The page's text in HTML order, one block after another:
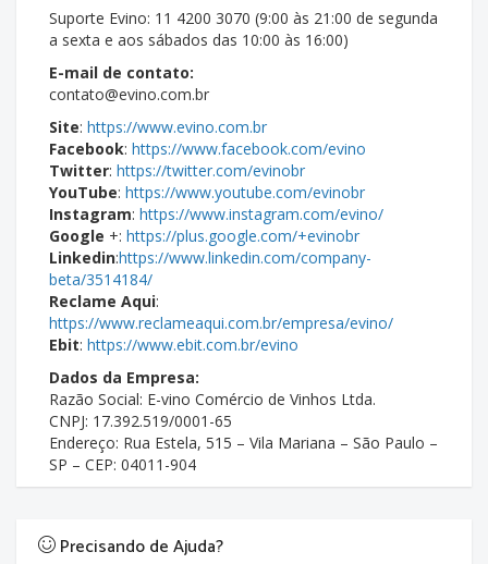
Suporte Evino: 11 4200 3070 (9:00 às 21:00 de segunda
a sexta e aos sábados das 10:00 às 16:00)
E-mail de contato:
contato@evino.com.br
Site: https://www.evino.com.br
Facebook: https://www.facebook.com/evino
Twitter: https://twitter.com/evinobr
YouTube: https://www.youtube.com/evinobr
Instagram: https://www.instagram.com/evino/
Google +: https://plus.google.com/+evinobr
Linkedin:https://www.linkedin.com/company-
beta/3514184/
Reclame Aqui:
https://www.reclameaqui.com.br/empresa/evino/
Ebit: https://www.ebit.com.br/evino
Dados da Empresa:
Razão Social: E-vino Comércio de Vinhos Ltda.
CNPJ: 17.392.519/0001-65
Endereço: Rua Estela, 515 – Vila Mariana – São Paulo –
SP – CEP: 04011-904
Precisando de Ajuda?